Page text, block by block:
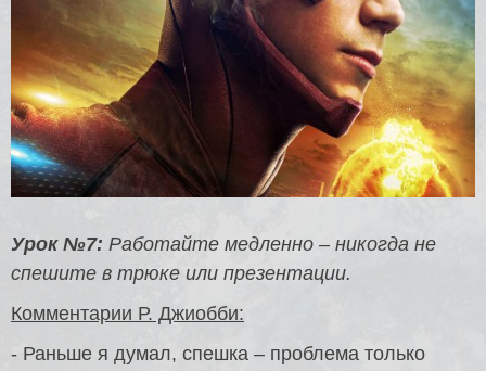
Урок №7: Работайте медленно – никогда не
спешите в трюке или презентации.
Комментарии Р. Джиобби:
- Раньше я думал, спешка – проблема только